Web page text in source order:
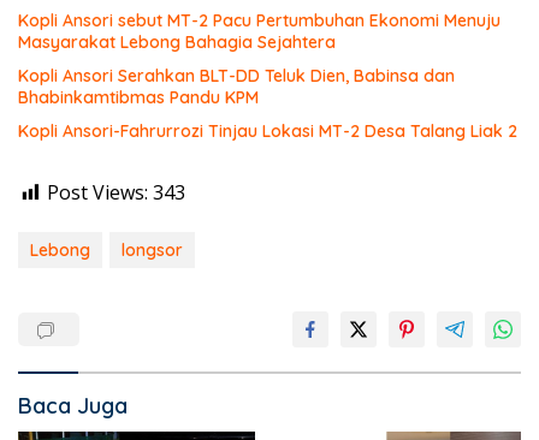
Kopli Ansori sebut MT-2 Pacu Pertumbuhan Ekonomi Menuju
Masyarakat Lebong Bahagia Sejahtera
Kopli Ansori Serahkan BLT-DD Teluk Dien, Babinsa dan
Bhabinkamtibmas Pandu KPM
Kopli Ansori-Fahrurrozi Tinjau Lokasi MT-2 Desa Talang Liak 2
Post Views: 343
Lebong longsor
Baca Juga